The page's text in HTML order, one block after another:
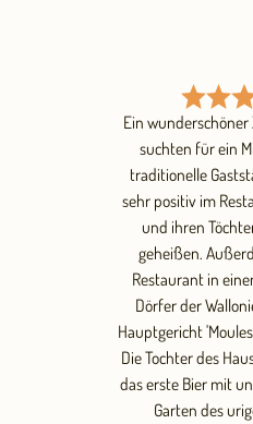
Ein
suchten für ein
traditionelle
sehr positiv im
und ihren
geheißen.
Restaurant in
Dörfer der
Hauptgericht
Die Tochter des
das erste Bier mit
Garten des